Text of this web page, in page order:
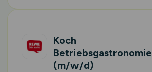
Koch
Betriebsgastronomie
(m/w/d)